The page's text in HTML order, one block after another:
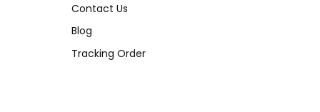
Contact Us
Blog
Tracking Order